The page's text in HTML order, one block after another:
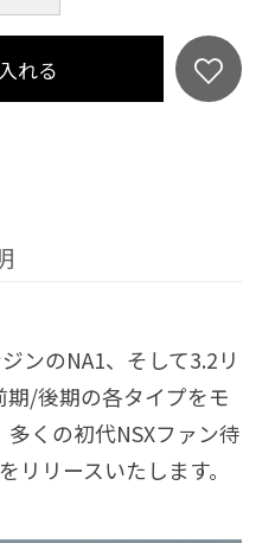
れる
ンのNA1、そして3.2リ
期/後期の各タイプをモ
くの初代NSXファン待
リリースいたします。